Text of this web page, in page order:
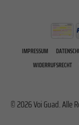
IMPRESSUM
WIDERRUFSRECHT
© 2026 Voi Guad. Alle